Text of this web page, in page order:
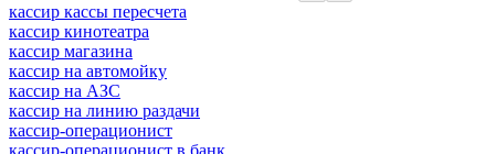
кассир кассы пересчета
кассир кинотеатра
кассир магазина
кассир на автомойку
кассир на АЗС
кассир на линию раздачи
кассир-операционист
кассир-операционист в банк